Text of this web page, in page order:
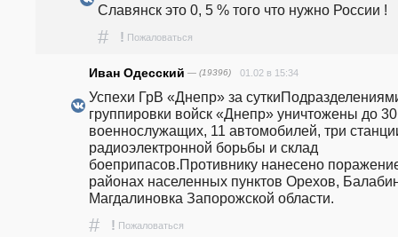
Славянск это 0, 5 % того что нужно России !
# ! Пожаловаться
Иван Одесский — (19396) 01.02 в 15:34
Успехи ГрВ «Днепр» за
группировки войск «Днепр» уничтожены до 30
военнослужащих, 11 автомобилей, три
радиоэлектронной борьбы и склад
боеприпасов.Противнику нанесено
районах населенных пунктов Орехов,
Магдалиновка Запорожской области.
# ! Пожаловаться